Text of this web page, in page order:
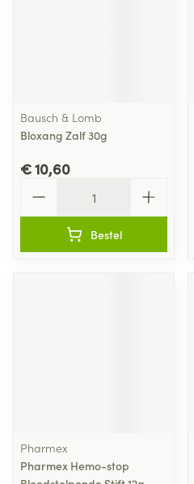
Bausch & Lomb
Bloxang Zalf 30g
€ 10,60
Bestel
Pharmex
Pharmex Hemo-stop